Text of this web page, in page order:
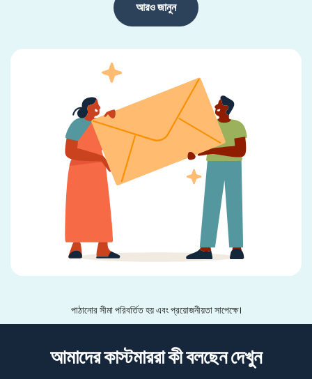
আরও জানুন
পাঠানোর সীমা পরিবর্তিত হয় এবং প্রয়োজনীয়তা সাপেক্ষে।
আমাদের কাস্টমাররা কী বলছেন দেখুন